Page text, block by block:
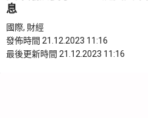
息
國際, 財經
發佈時間 21.12.2023 11:16
最後更新時間 21.12.2023 11:16